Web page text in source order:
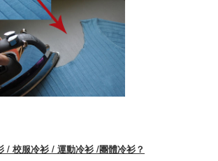
/ 校服冷衫 / 運動冷衫 /團體冷衫？